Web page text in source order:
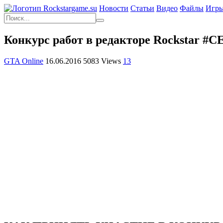
Новости Статьи Видео Файлы
Конкурс работ в редакторе Rockstar
GTA Online 16.06.2016 5083 Views 13